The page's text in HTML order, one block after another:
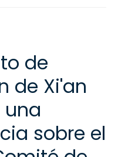
de
de Xi'an
una
sobre el